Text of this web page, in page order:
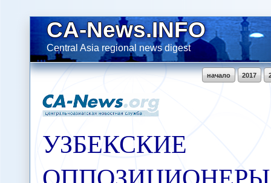
CA-News.INFO
Central Asia regional news digest
2017
начало
УЗБЕКСКИЕ